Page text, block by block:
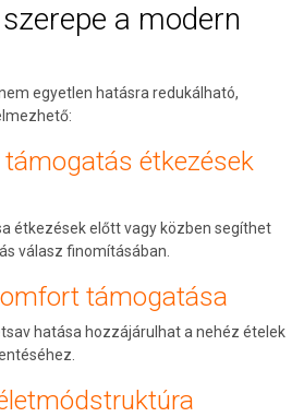
a modern
egyetlen hatásra redukálható,
étkezések
étkezések előtt vagy közben segíthet
válasz finomításában.
támogatása
hatása hozzájárulhat a nehéz ételek